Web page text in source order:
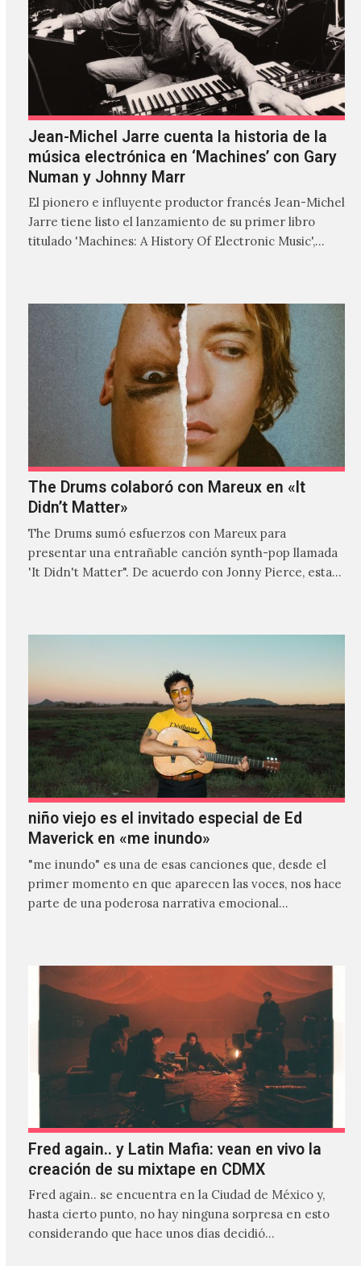
Jean-Michel Jarre cuenta la historia de la
música electrónica en ‘Machines’ con Gary
Numan y Johnny Marr
El pionero e influyente productor francés Jean-Michel
Jarre tiene listo el lanzamiento de su primer libro
titulado 'Machines: A History Of Electronic Music',
The Drums colaboró con Mareux en «It
Didn’t Matter»
The Drums sumó esfuerzos con Mareux para
presentar una entrañable canción synth-pop llamada
'It Didn't Matter". De acuerdo con Jonny Pierce, esta
niño viejo es el invitado especial de Ed
Maverick en «me inundo»
"me inundo" es una de esas canciones que, desde el
primer momento en que aparecen las voces, nos hace
parte de una poderosa narrativa emocional…
Fred again.. y Latin Mafia: vean en vivo la
creación de su mixtape en CDMX
Fred again.. se encuentra en la Ciudad de México y,
hasta cierto punto, no hay ninguna sorpresa en esto
considerando que hace unos días decidió…